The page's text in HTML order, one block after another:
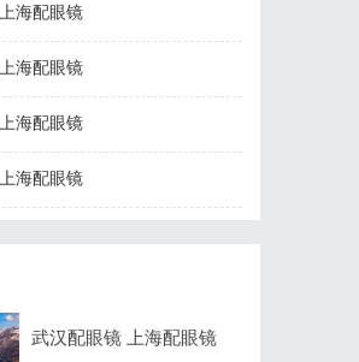
海配眼镜
海配眼镜
海配眼镜
海配眼镜
武汉配眼镜 上海配眼镜